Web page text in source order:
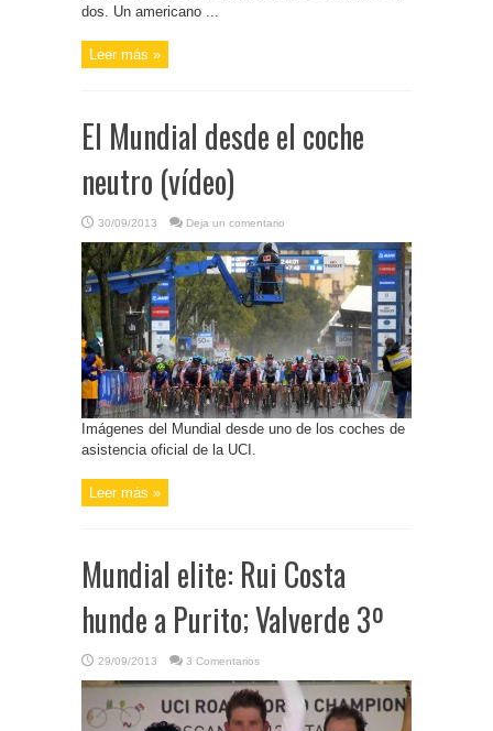
dos. Un americano ...
Leer más »
El Mundial desde el coche
neutro (vídeo)
30/09/2013 Deja un comentario
Imágenes del Mundial desde uno de los coches de
asistencia oficial de la UCI.
Leer más »
Mundial elite: Rui Costa
hunde a Purito; Valverde 3º
29/09/2013 3 Comentarios